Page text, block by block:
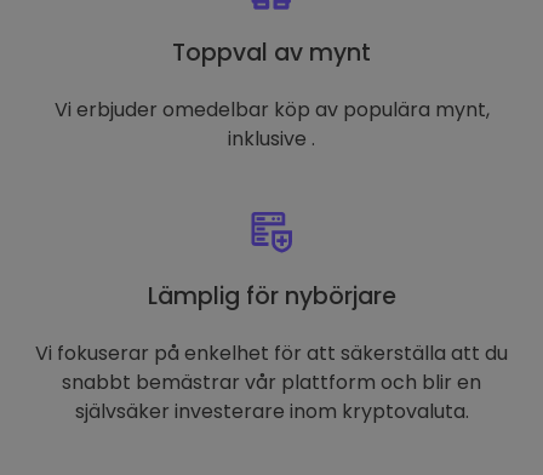
Toppval av mynt
Vi erbjuder omedelbar köp av populära mynt,
inklusive .
Lämplig för nybörjare
Vi fokuserar på enkelhet för att säkerställa att du
snabbt bemästrar vår plattform och blir en
självsäker investerare inom kryptovaluta.